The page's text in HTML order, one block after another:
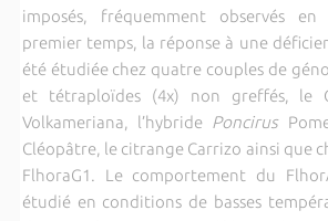
imposés, fréquemment observés
premier temps, la réponse à une
été étudiée chez quatre couples de
et tétraploïdes (4x) non greffés, le
Volkameriana, l’hybride Poncirus
Cléopâtre, le citrange Carrizo ainsi que
FlhoraG1. Le comportement du
étudié en conditions de basses